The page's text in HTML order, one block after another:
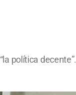
política decente”.